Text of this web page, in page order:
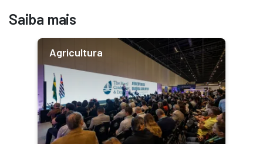
Saiba mais
Agricultura